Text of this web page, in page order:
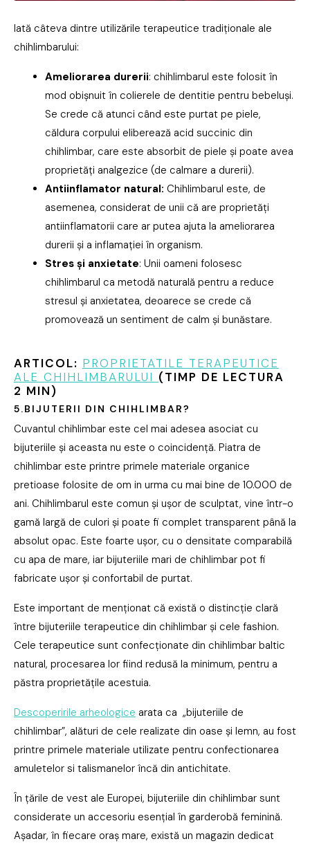
Iată câteva dintre utilizările terapeutice tradiționale ale
chihlimbarului:
Ameliorarea durerii: chihlimbarul este folosit în
mod obișnuit în colierele de dentitie pentru bebeluși.
Se crede că atunci când este purtat pe piele,
căldura corpului eliberează acid succinic din
chihlimbar, care este absorbit de piele și poate avea
proprietăți analgezice (de calmare a durerii).
Antiinflamator natural: Chihlimbarul este, de
asemenea, considerat de unii că are proprietăți
antiinflamatorii care ar putea ajuta la ameliorarea
durerii și a inflamației în organism.
Stres și anxietate: Unii oameni folosesc
chihlimbarul ca metodă naturală pentru a reduce
stresul și anxietatea, deoarece se crede că
promovează un sentiment de calm și bunăstare.
ARTICOL: PROPRIETATILE TERAPEUTICE
ALE CHIHLIMBARULUI (TIMP DE LECTURA
2 MIN)
5.BIJUTERII DIN CHIHLIMBAR?
Cuvantul chihlimbar este cel mai adesea asociat cu
bijuteriile și aceasta nu este o coincidență. Piatra de
chihlimbar este printre primele materiale organice
pretioase folosite de om in urma cu mai bine de 10.000 de
ani. Chihlimbarul este comun și ușor de sculptat, vine într-o
gamă largă de culori și poate fi complet transparent până la
absolut opac. Este foarte ușor, cu o densitate comparabilă
cu apa de mare, iar bijuteriile mari de chihlimbar pot fi
fabricate ușor și confortabil de purtat.
Este important de menționat că există o distincție clară
între bijuteriile terapeutice din chihlimbar și cele fashion.
Cele terapeutice sunt confecționate din chihlimbar baltic
natural, procesarea lor fiind redusă la minimum, pentru a
păstra proprietățile acestuia.
Descoperirile arheologice arata ca „bijuteriile de
chihlimbar”, alături de cele realizate din oase și lemn, au fost
printre primele materiale utilizate pentru confectionarea
amuletelor si talismanelor încă din antichitate.
În țările de vest ale Europei, bijuteriile din chihlimbar sunt
considerate un accesoriu esențial în garderobă feminină.
Așadar, în fiecare oraș mare, există un magazin dedicat